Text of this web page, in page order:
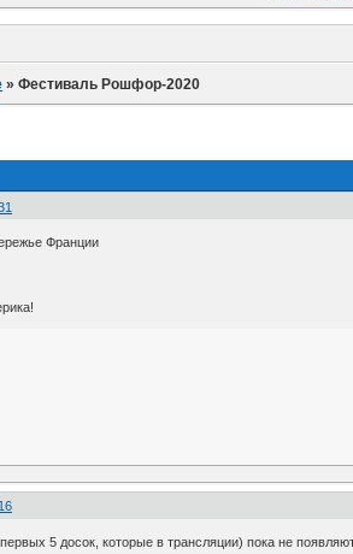
»Фестиваль Рошфор-2020
Франции
5 досок, которые в трансляции) пока не